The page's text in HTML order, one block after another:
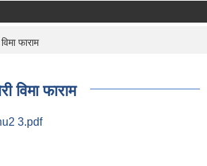
फाराम
विमा फाराम
3.pdf